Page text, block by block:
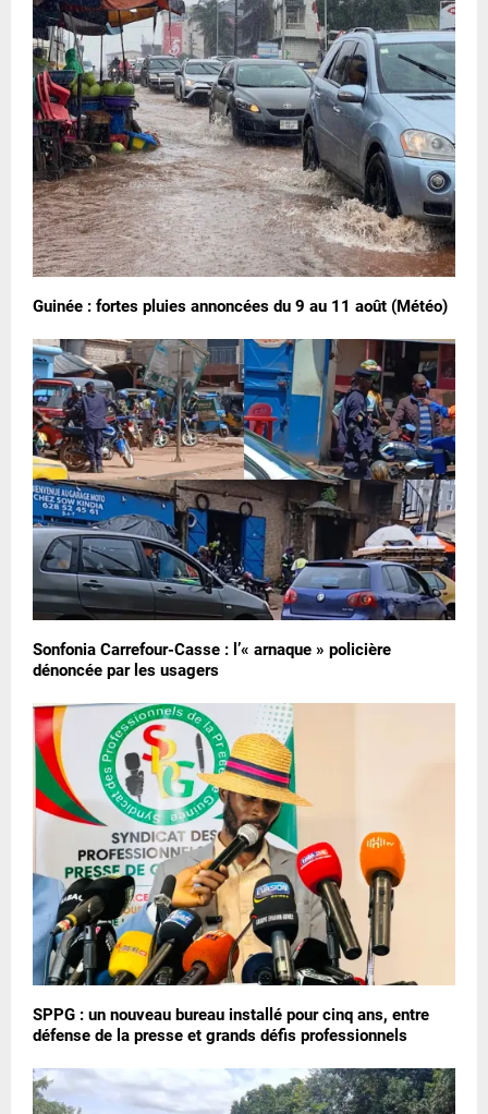
Guinée : fortes pluies annoncées du 9 au 11 août (Météo)
Sonfonia Carrefour-Casse : l’« arnaque » policière
dénoncée par les usagers
SPPG : un nouveau bureau installé pour cinq ans, entre
défense de la presse et grands défis professionnels